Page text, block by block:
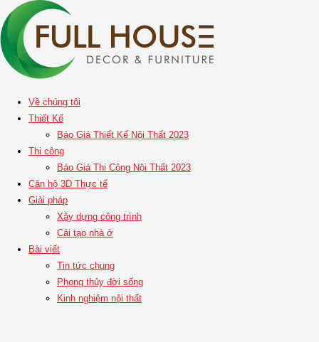
Skip
to
content
Về chúng tôi
Thiết Kế
Báo Giá Thiết Kế Nội Thất 2023
Thi công
Báo Giá Thi Công Nội Thất 2023
Căn hộ 3D Thực tế
Giải pháp
Xây dựng công trình
Cải tạo nhà ở
Bài viết
Tin tức chung
Phong thủy đời sống
Kinh nghiệm nội thất